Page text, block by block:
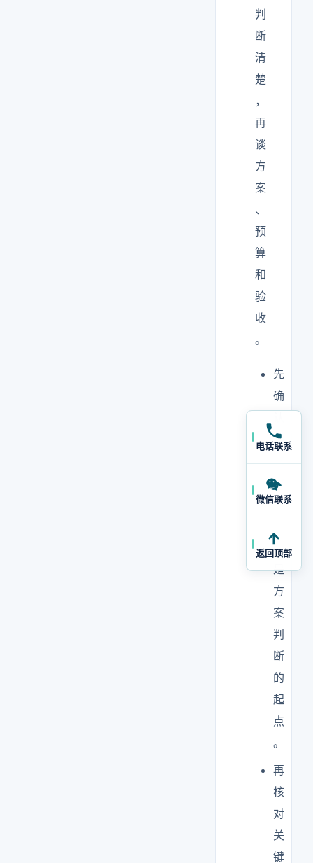
判
断
清
楚
，
再
谈
方
案
、
预
算
和
验
收
。
先
确
需
求
边
界
这
是
方
案
判
断
的
起
点
。
再
核
对
关
键
电话联系
微信联系
返回顶部